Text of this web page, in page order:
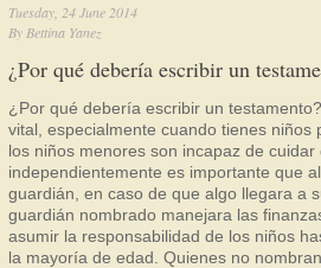
Tuesday, 24 June 2014
By Bettina Yanez
¿Por qué debería escribir un
¿Por qué debería escribir un
vital, especialmente cuando tienes niños
los niños menores son incapaz de
independientemente es importante que
guardián, en caso de que algo llegara a
guardián nombrado manejara las
asumir la responsabilidad de los niños
la mayoría de edad. Quienes no nombran